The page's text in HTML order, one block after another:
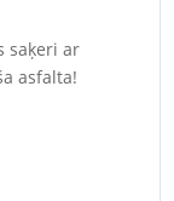
saķeri ar
asfalta!